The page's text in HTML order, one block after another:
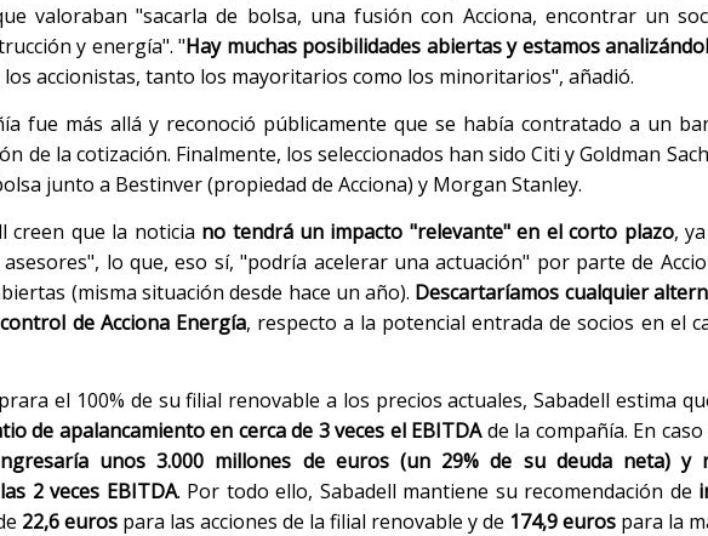
valoraban "sacarla de bolsa, una fusión con Acciona, encontrar un
y energía". "Hay muchas posibilidades abiertas y estamos
accionistas, tanto los mayoritarios como los minoritarios", añadió.
fue más allá y reconoció públicamente que se había contratado a un
de la cotización. Finalmente, los seleccionados han sido Citi y Goldman
junto a Bestinver (propiedad de Acciona) y Morgan Stanley.
creen que la noticia no tendrá un impacto "relevante" en el corto plazo,
lo que, eso sí, "podría acelerar una actuación" por parte de
(misma situación desde hace un año). Descartaríamos cualquier
de Acciona Energía, respecto a la potencial entrada de socios en el
el 100% de su filial renovable a los precios actuales, Sabadell estima
de apalancamiento en cerca de 3 veces el EBITDAde la compañía. En
unos 3.000 millones de euros (un 29% de su deuda neta) y
2 veces EBITDA. Por todo ello, Sabadell mantiene su recomendación de
22,6 euros para las acciones de la filial renovable y de 174,9 euros para la